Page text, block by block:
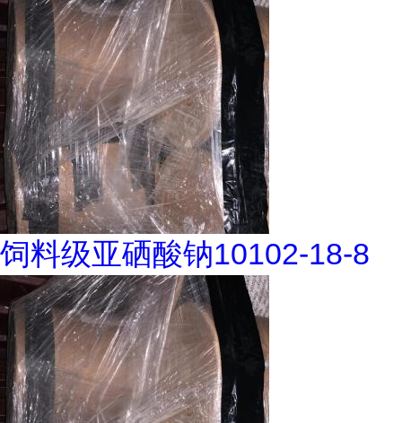
饲料级亚硒酸钠10102-18-8